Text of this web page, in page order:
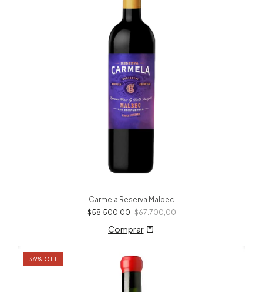
Carmela Reserva Malbec
$58.500,00 $67.700,00
36% OFF